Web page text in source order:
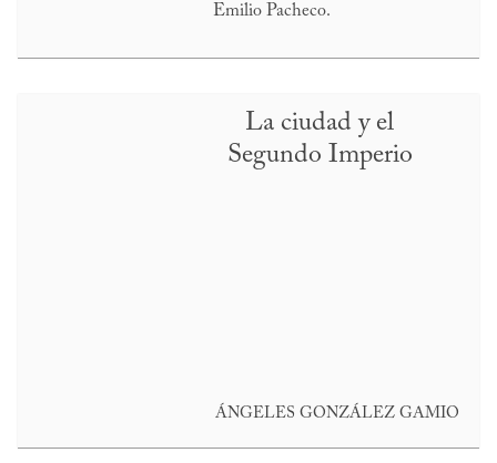
Emilio Pacheco.
La ciudad y el
Segundo Imperio
ÁNGELES GONZÁLEZ GAMIO